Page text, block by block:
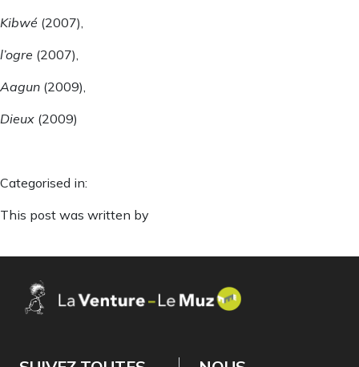
Kibwé (2007),
l’ogre (2007),
Aagun (2009),
Dieux (2009)
Categorised in:
This post was written by